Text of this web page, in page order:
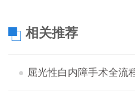
相关推荐
屈光性白内障手术全